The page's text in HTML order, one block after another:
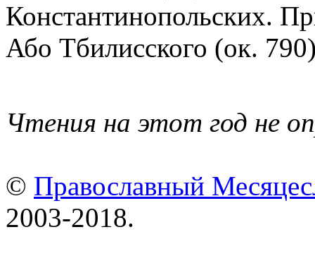
Константинопольских.
Або Тбилисского (ок.
Чтения на этот год не
© Православный
2003-2018.